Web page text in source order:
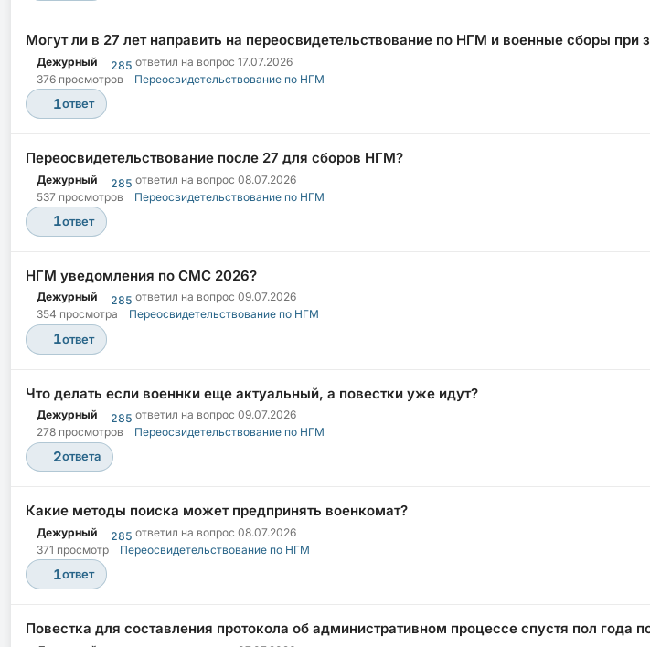
Могут ли в 27 лет направить на переосвидетельствование по НГМ и военные сборы при
Дежурный 285 ответил на вопрос 17.07.2026
376 просмотров
Переосвидетельствование по НГМ
1ответ
Переосвидетельствование после 27 для сборов НГМ?
Дежурный 285 ответил на вопрос 08.07.2026
537 просмотров
Переосвидетельствование по НГМ
1ответ
НГМ уведомления по СМС 2026?
Дежурный 285 ответил на вопрос 09.07.2026
354 просмотра
Переосвидетельствование по НГМ
1ответ
Что делать если военнки еще актуальный, а повестки уже идут?
Дежурный 285 ответил на вопрос 09.07.2026
278 просмотров
Переосвидетельствование по НГМ
2ответа
Какие методы поиска может предпринять военкомат?
Дежурный 285 ответил на вопрос 08.07.2026
371 просмотр
Переосвидетельствование по НГМ
1ответ
Повестка для составления протокола об административном процессе спустя пол года